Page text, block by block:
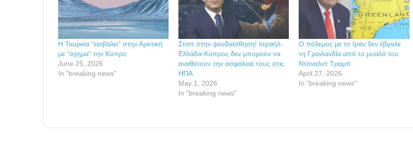
H Τουρκία “εισβάλει” στην Αρκτική
με “όχημα” την Κύπρο
June 25, 2026
In "breaking news"
Στοπ στην ψευδαίσθηση! Ισραήλ-
Ελλάδα-Κύπρος δεν μπορούν να
αναθέτουν την ασφάλειά τους στις
ΗΠΑ
May 1, 2026
In "breaking news"
Ο πόλεμος με το Ιράν δεν έβγαλε
τη Γροιλανδία από το μυαλό του
Ντόναλντ Τραμπ
April 27, 2026
In "breaking news"